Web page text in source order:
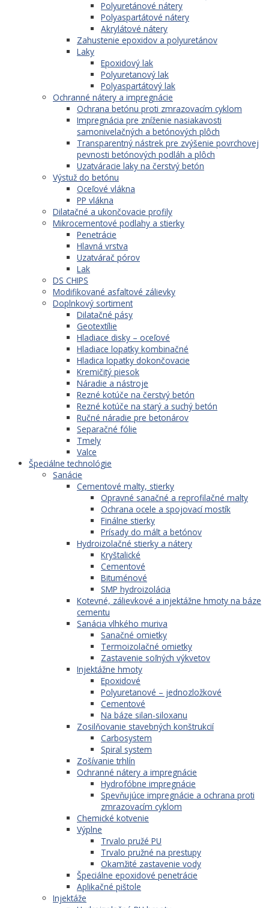
Polyuretánové nátery
Polyaspartátové nátery
Akrylátové nátery
Zahustenie epoxidov a polyuretánov
Laky
Epoxidový lak
Polyuretanový lak
Polyaspartátový lak
Ochranné nátery a impregnácie
Ochrana betónu proti zmrazovacím cyklom
Impregnácia pre zníženie nasiakavosti
samonivelačných a betónových plôch
Transparentný nástrek pre zvýšenie povrchovej
pevnosti betónových podláh a plôch
Uzatváracie laky na čerstvý betón
Výstuž do betónu
Oceľové vlákna
PP vlákna
Dilatačné a ukončovacie profily
Mikrocementové podlahy a stierky
Penetrácie
Hlavná vrstva
Uzatvárač pórov
Lak
DS CHIPS
Modifikované asfaltové zálievky
Doplnkový sortiment
Dilatačné pásy
Geotextílie
Hladiace disky – oceľové
Hladiace lopatky kombinačné
Hladica lopatky dokončovacie
Kremičitý piesok
Náradie a nástroje
Rezné kotúče na čerstvý betón
Rezné kotúče na starý a suchý betón
Ručné náradie pre betonárov
Separačné fólie
Tmely
Valce
Špeciálne technológie
Sanácie
Cementové malty, stierky
Opravné sanačné a reprofilačné malty
Ochrana ocele a spojovací mostík
Finálne stierky
Prísady do mált a betónov
Hydroizolačné stierky a nátery
Kryštalické
Cementové
Bituménové
SMP hydroizolácia
Kotevné, zálievkové a injektážne hmoty na báze
cementu
Sanácia vlhkého muriva
Sanačné omietky
Termoizolačné omietky
Zastavenie soľných výkvetov
Injektážne hmoty
Epoxidové
Polyuretanové – jednozložkové
Cementové
Na báze silan-siloxanu
Zosilňovanie stavebných konštrukcií
Carbosystem
Spiral system
Zošívanie trhlín
Ochranné nátery a impregnácie
Hydrofóbne impregnácie
Spevňujúce impregnácie a ochrana proti
zmrazovacím cyklom
Chemické kotvenie
Výplne
Trvalo pružé PU
Trvalo pružné na prestupy
Okamžité zastavenie vody
Špeciálne epoxidové penetrácie
Aplikačné pištole
Injektáže